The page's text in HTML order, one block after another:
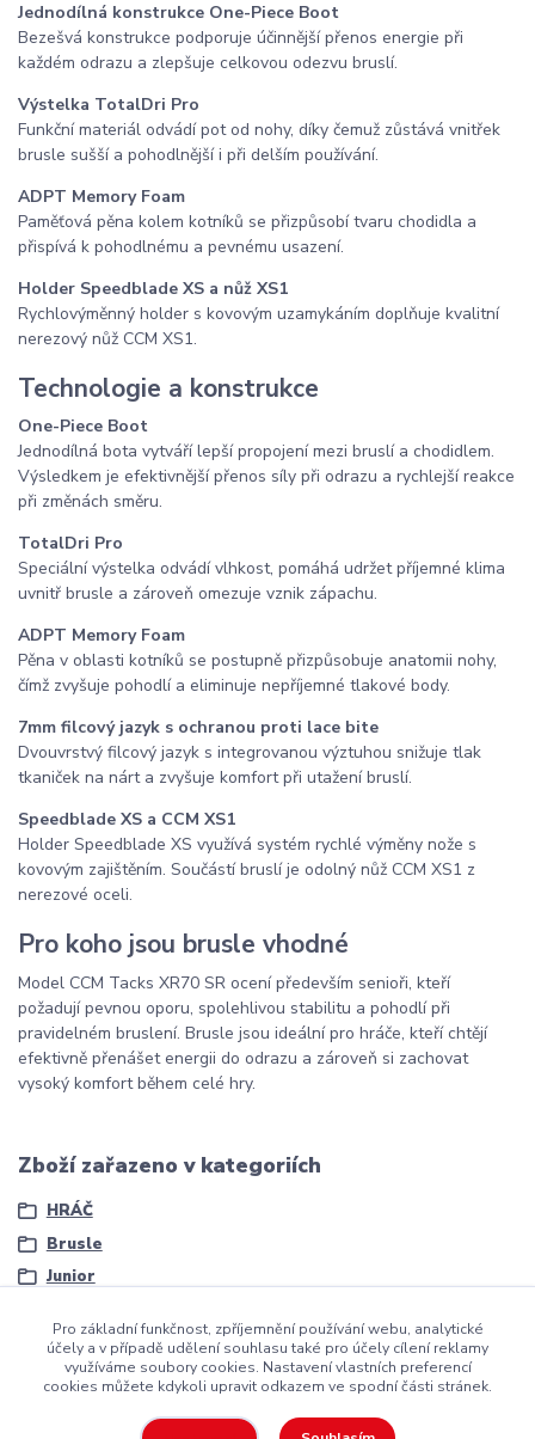
Jednodílná konstrukce One-Piece Boot
Bezešvá konstrukce podporuje účinnější přenos energie při
každém odrazu a zlepšuje celkovou odezvu bruslí.
Výstelka TotalDri Pro
Funkční materiál odvádí pot od nohy, díky čemuž zůstává vnitřek
brusle sušší a pohodlnější i při delším používání.
ADPT Memory Foam
Paměťová pěna kolem kotníků se přizpůsobí tvaru chodidla a
přispívá k pohodlnému a pevnému usazení.
Holder Speedblade XS a nůž XS1
Rychlovýměnný holder s kovovým uzamykáním doplňuje kvalitní
nerezový nůž CCM XS1.
Technologie a konstrukce
One-Piece Boot
Jednodílná bota vytváří lepší propojení mezi bruslí a chodidlem.
Výsledkem je efektivnější přenos síly při odrazu a rychlejší reakce
při změnách směru.
TotalDri Pro
Speciální výstelka odvádí vlhkost, pomáhá udržet příjemné klima
uvnitř brusle a zároveň omezuje vznik zápachu.
ADPT Memory Foam
Pěna v oblasti kotníků se postupně přizpůsobuje anatomii nohy,
čímž zvyšuje pohodlí a eliminuje nepříjemné tlakové body.
7mm filcový jazyk s ochranou proti lace bite
Dvouvrstvý filcový jazyk s integrovanou výztuhou snižuje tlak
tkaniček na nárt a zvyšuje komfort při utažení bruslí.
Speedblade XS a CCM XS1
Holder Speedblade XS využívá systém rychlé výměny nože s
kovovým zajištěním. Součástí bruslí je odolný nůž CCM XS1 z
nerezové oceli.
Pro koho jsou brusle vhodné
Model CCM Tacks XR70 SR ocení především senioři, kteří
požadují pevnou oporu, spolehlivou stabilitu a pohodlí při
pravidelném bruslení. Brusle jsou ideální pro hráče, kteří chtějí
efektivně přenášet energii do odrazu a zároveň si zachovat
vysoký komfort během celé hry.
Zboží zařazeno v kategoriích
HRÁČ
Brusle
Junior
Copyright ©2016Hockeyzone.cz Brnovaše značková
Pro základní funkčnost, zpříjemnění používání webu, analytické
účely a v případě udělení souhlasu také pro účely cílení reklamy
využíváme soubory cookies. Nastavení vlastních preferencí
cookies můžete kdykoli upravit odkazem ve spodní části stránek.